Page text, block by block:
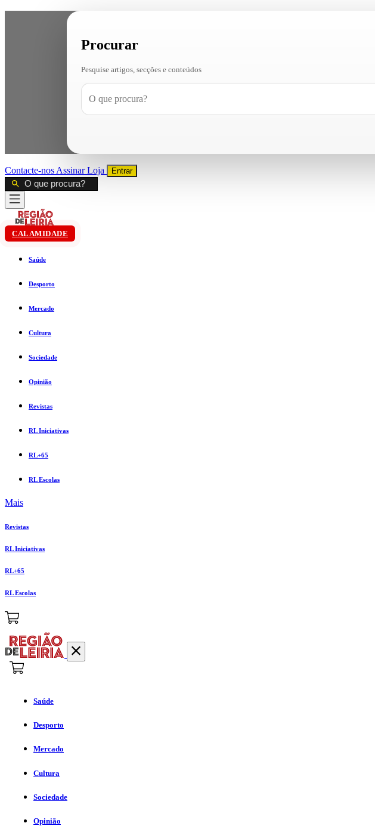
Procurar
Pesquise artigos, secções e conteúdos
Contacte-nos AssinarLoja Entrar
CALAMIDADE
Saúde
Desporto
Mercado
Cultura
Sociedade
Opinião
Revistas
RL Iniciativas
RL+65
RL Escolas
Mais
Revistas
RL Iniciativas
RL+65
RL Escolas
Saúde
Desporto
Mercado
Cultura
Sociedade
Opinião